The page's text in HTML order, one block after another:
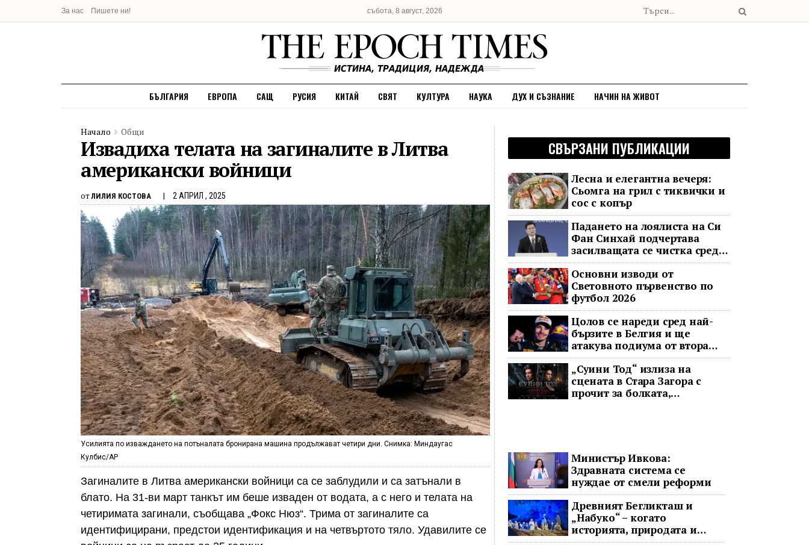
За нас Пишете ни! събота, 8 август, 2026
БЪЛГАРИЯ ЕВРОПА САЩ РУСИЯ КИТАЙ СВЯТ КУЛТУРА НАУКА ДУХ И СЪЗНАНИЕ НАЧИН НА ЖИВОТ
Начало Общи
Извадиха телата на загиналите в Литва
американски войници
отЛИЛИЯ КОСТОВА 2 АПРИЛ , 2025
Усилията по изваждането на потъналата бронирана машина продължават четири дни. Снимка: Миндаугас
Кулбис/AP
Загиналите в Литва американски войници са се заблудили и са затънали в
блато. На 31-ви март танкът им беше изваден от водата, а с него и телата на
четиримата загинали, съобщава „Фокс Нюз“. Трима от загиналите са
идентифицирани, предстои идентификация и на четвъртото тяло. Удавилите се
СВЪРЗАНИ ПУБЛИКАЦИИ
Лесна и елегантна вечеря:
Сьомга на грил с тиквички и
сос с копър
Падането на лоялиста на Си
Фан Синхай подчертава
засилващата се чистка сред
финансовия елит на Китай
Основни изводи от
Световното първенство по
футбол 2026
Цолов се нареди сред най-
бързите в Белгия и ще
атакува подиума от втора
редица
„Суини Тод“ излиза на
сцената в Стара Загора с
прочит за болката,
Министър Ивкова:
Здравната система се
нуждае от смели реформи
Древният Бегликташ и
„Набуко“ – когато
историята, природата и
операта говорят на един